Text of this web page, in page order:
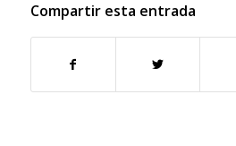
Compartir esta entrada